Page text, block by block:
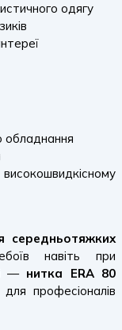
одягу
обладнання
середньотяжких
навіть при
— нитка ERA 80
професіоналів